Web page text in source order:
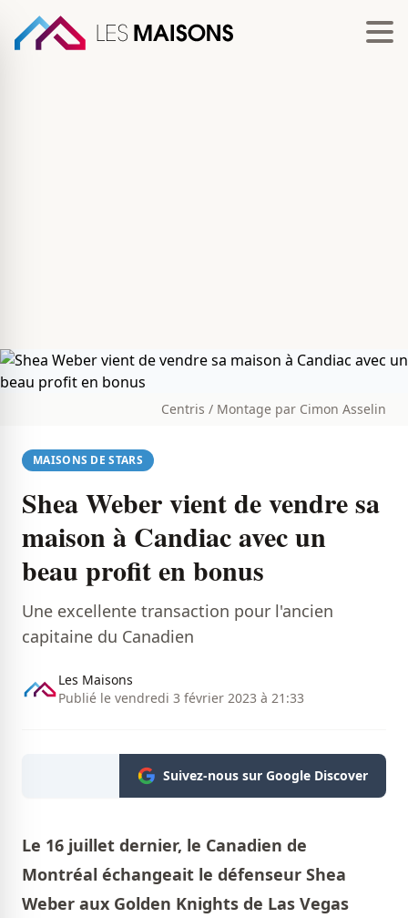
Centris / Montage par Cimon Asselin
MAISONS DE STARS
Shea Weber vient de vendre sa
maison à Candiac avec un
beau profit en bonus
Une excellente transaction pour l'ancien
capitaine du Canadien
Les Maisons
Publié le vendredi 3 février 2023 à 21:33
Suivez-nous sur Google Discover
Le 16 juillet dernier, le Canadien de
Montréal échangeait le défenseur Shea
Weber aux Golden Knights de Las Vegas